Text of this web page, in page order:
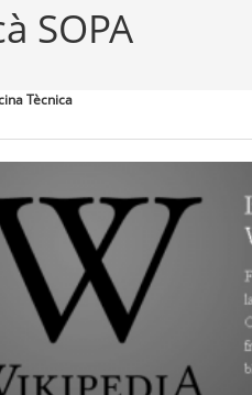
SOPA
Tècnica